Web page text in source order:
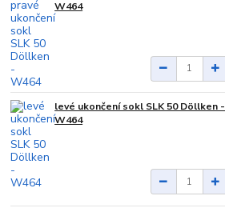
W464
levé ukončení sokl SLK 50 Döllken -
W464